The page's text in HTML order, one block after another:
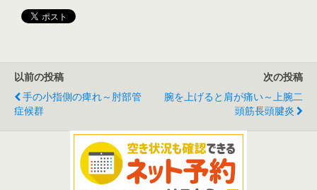
以前の投稿
手の小指側の痺れ～肘部管
症候群
次の投稿
腕を上げると肩が痛い～上腕二
頭筋長頭腱炎